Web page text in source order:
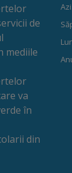
de
mediile
va
în
din